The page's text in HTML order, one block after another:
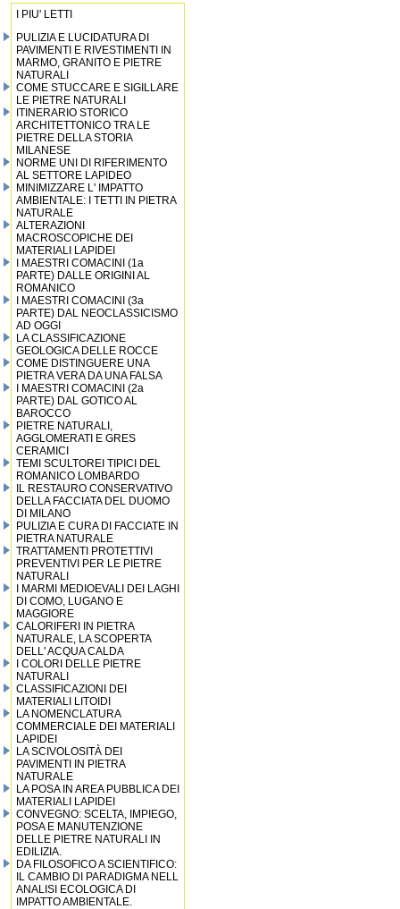
I PIU' LETTI
PULIZIA E LUCIDATURA DI
PAVIMENTI E RIVESTIMENTI IN
MARMO, GRANITO E PIETRE
NATURALI
COME STUCCARE E SIGILLARE
LE PIETRE NATURALI
ITINERARIO STORICO
ARCHITETTONICO TRA LE
PIETRE DELLA STORIA
MILANESE
NORME UNI DI RIFERIMENTO
AL SETTORE LAPIDEO
MINIMIZZARE L' IMPATTO
AMBIENTALE: I TETTI IN PIETRA
NATURALE
ALTERAZIONI
MACROSCOPICHE DEI
MATERIALI LAPIDEI
I MAESTRI COMACINI (1a
PARTE) DALLE ORIGINI AL
ROMANICO
I MAESTRI COMACINI (3a
PARTE) DAL NEOCLASSICISMO
AD OGGI
LA CLASSIFICAZIONE
GEOLOGICA DELLE ROCCE
COME DISTINGUERE UNA
PIETRA VERA DA UNA FALSA
I MAESTRI COMACINI (2a
PARTE) DAL GOTICO AL
BAROCCO
PIETRE NATURALI,
AGGLOMERATI E GRES
CERAMICI
TEMI SCULTOREI TIPICI DEL
ROMANICO LOMBARDO
IL RESTAURO CONSERVATIVO
DELLA FACCIATA DEL DUOMO
DI MILANO
PULIZIA E CURA DI FACCIATE IN
PIETRA NATURALE
TRATTAMENTI PROTETTIVI
PREVENTIVI PER LE PIETRE
NATURALI
I MARMI MEDIOEVALI DEI LAGHI
DI COMO, LUGANO E
MAGGIORE
CALORIFERI IN PIETRA
NATURALE, LA SCOPERTA
DELL' ACQUA CALDA
I COLORI DELLE PIETRE
NATURALI
CLASSIFICAZIONI DEI
MATERIALI LITOIDI
LA NOMENCLATURA
COMMERCIALE DEI MATERIALI
LAPIDEI
LA SCIVOLOSITÀ DEI
PAVIMENTI IN PIETRA
NATURALE
LA POSA IN AREA PUBBLICA DEI
MATERIALI LAPIDEI
CONVEGNO: SCELTA, IMPIEGO,
POSA E MANUTENZIONE
DELLE PIETRE NATURALI IN
EDILIZIA.
DA FILOSOFICO A SCIENTIFICO:
IL CAMBIO DI PARADIGMA NELL
ANALISI ECOLOGICA DI
IMPATTO AMBIENTALE.